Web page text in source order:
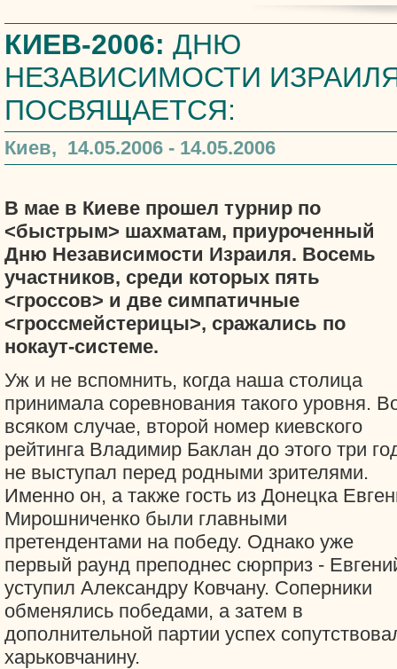
КИЕВ-2006: ДНЮ
НЕЗАВИСИМОСТИ
ПОСВЯЩАЕТСЯ:
Киев, 14.05.2006 - 14.05.2006
В мае в Киеве прошел турнир по
<быстрым> шахматам, приуроченный
Дню Независимости Израиля. Восемь
участников, среди которых пять
<гроссов> и две симпатичные
<гроссмейстерицы>, сражались по
нокаут-системе.
Уж и не вспомнить, когда наша столица
принимала соревнования такого уровня.
всяком случае, второй номер киевского
рейтинга Владимир Баклан до этого три
не выступал перед родными зрителями.
Именно он, а также гость из Донецка
Мирошниченко были главными
претендентами на победу. Однако уже
первый раунд преподнес сюрприз -
уступил Александру Ковчану. Соперники
обменялись победами, а затем в
дополнительной партии успех
харьковчанину.